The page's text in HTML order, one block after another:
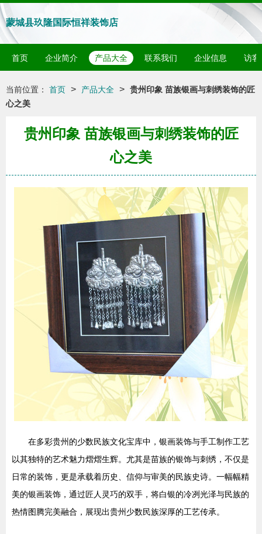
蒙城县玖隆国际恒祥装饰店
首页 企业简介 产品大全 联系我们 企业信息 访客
当前位置： 首页 > 产品大全 > 贵州印象 苗族银画与刺绣装饰的匠
心之美
贵州印象 苗族银画与刺绣装饰的匠
心之美
在多彩贵州的少数民族文化宝库中，银画装饰与手工制作工艺
以其独特的艺术魅力熠熠生辉。尤其是苗族的银饰与刺绣，不仅是
日常的装饰，更是承载着历史、信仰与审美的民族史诗。一幅幅精
美的银画装饰，通过匠人灵巧的双手，将白银的冷冽光泽与民族的
热情图腾完美融合，展现出贵州少数民族深厚的工艺传承。